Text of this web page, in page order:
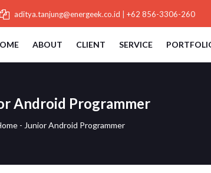
aditya.tanjung@energeek.co.id +62 856-3306-260
ABOUT CLIENT SERVICE
Android Programmer
- Junior Android Programmer